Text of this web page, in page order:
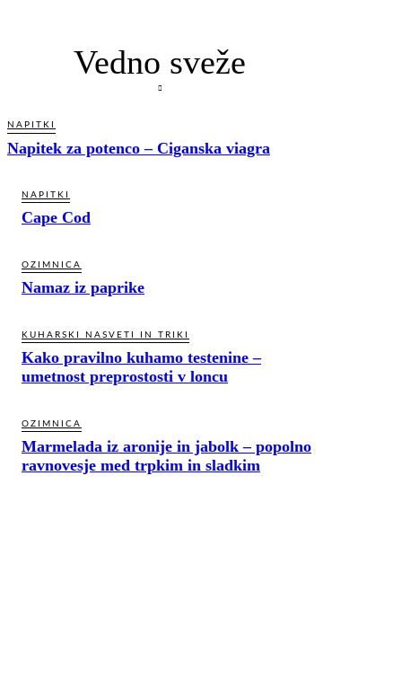
Vedno sveže
NAPITKI
Napitek za potenco – Ciganska viagra
NAPITKI
Cape Cod
OZIMNICA
Namaz iz paprike
KUHARSKI NASVETI IN TRIKI
Kako pravilno kuhamo testenine –
umetnost preprostosti v loncu
OZIMNICA
Marmelada iz aronije in jabolk – popolno
ravnovesje med trpkim in sladkim